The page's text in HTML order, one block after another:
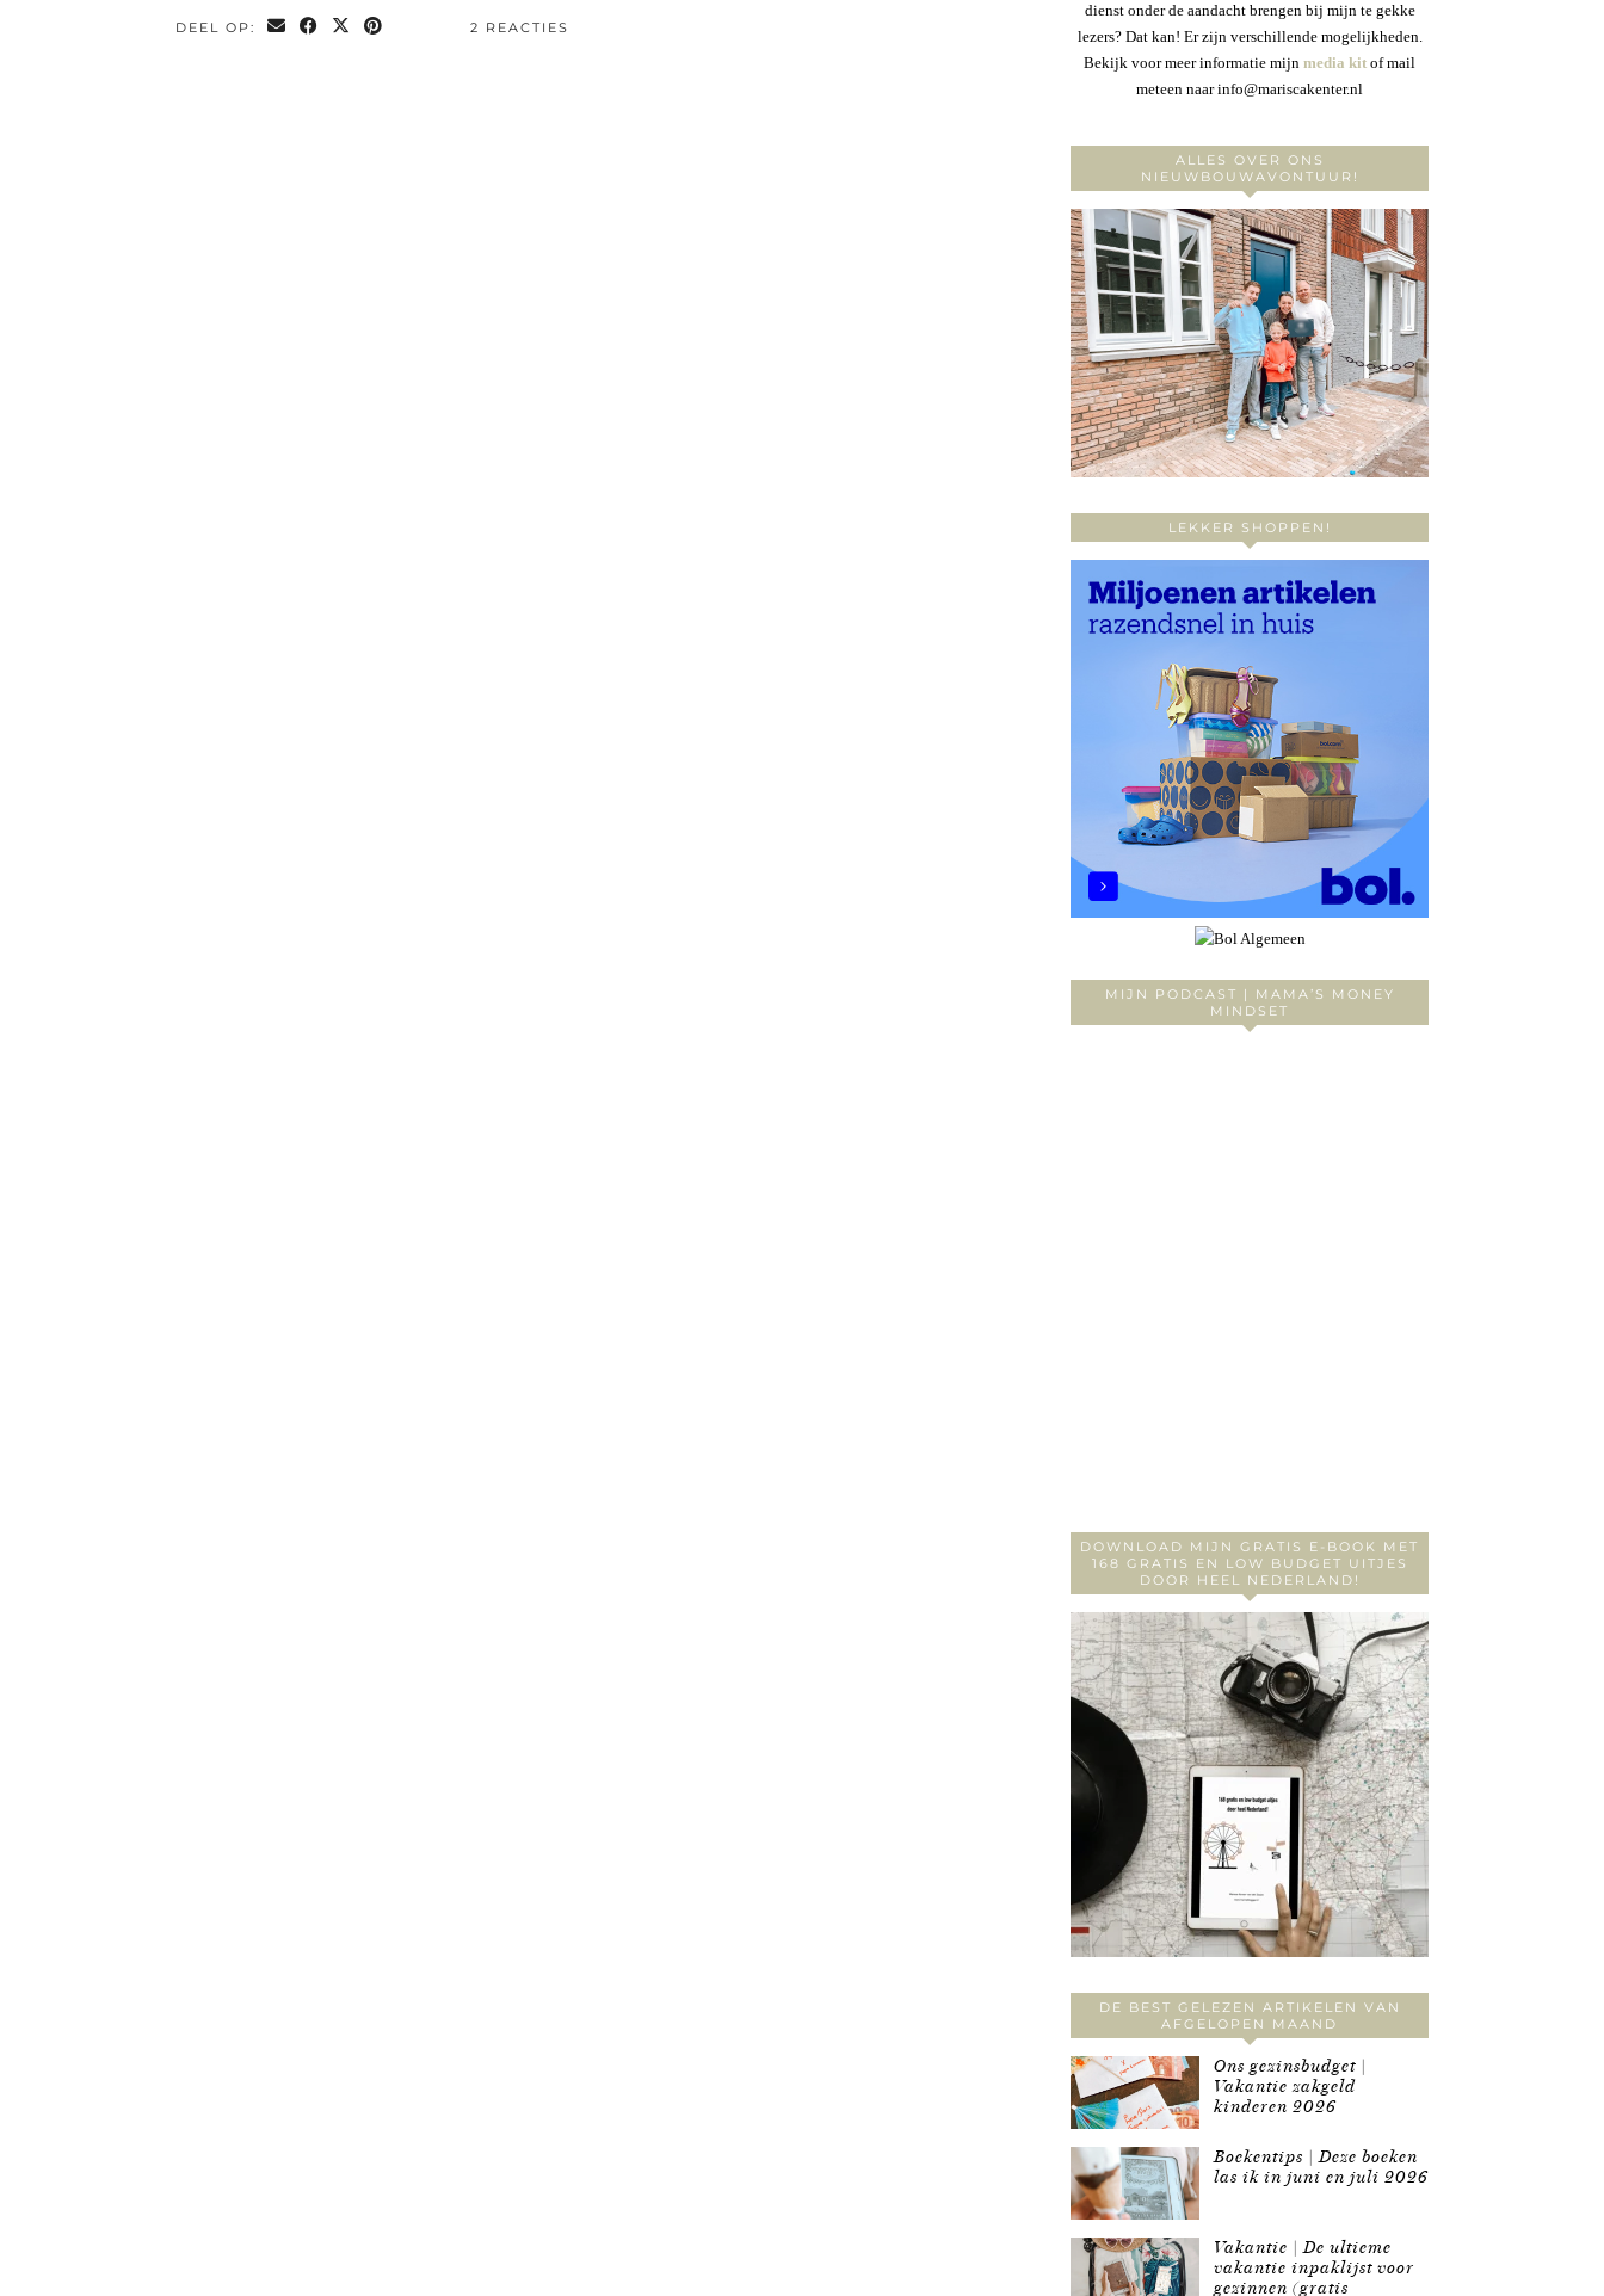
DEEL OP: 2 REACTIES
dienst onder de aandacht brengen bij mijn te gekke
lezers? Dat kan! Er zijn verschillende mogelijkheden.
Bekijk voor meer informatie mijn media kit of mail
meteen naar info@mariscakenter.nl
ALLES OVER ONS
NIEUWBOUWAVONTUUR!
LEKKER SHOPPEN!
MIJN PODCAST | MAMA’S MONEY
MINDSET
DOWNLOAD MIJN GRATIS E-BOOK MET
168 GRATIS EN LOW BUDGET UITJES
DOOR HEEL NEDERLAND!
DE BEST GELEZEN ARTIKELEN VAN
AFGELOPEN MAAND
Ons gezinsbudget |
Vakantie zakgeld
kinderen 2026
Boekentips | Deze boeken
las ik in juni en juli 2026
Vakantie | De ultieme
vakantie inpaklijst voor
gezinnen (gratis